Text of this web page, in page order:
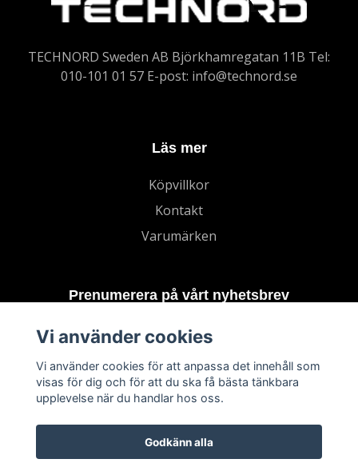
TECHNORD Sweden AB Björkhamregatan 11B Tel:
010-101 01 57 E-post: info@technord.se
Läs mer
Köpvillkor
Kontakt
Varumärken
Prenumerera på vårt nyhetsbrev
Vi använder cookies
Vi använder cookies för att anpassa det innehåll som
visas för dig och för att du ska få bästa tänkbara
upplevelse när du handlar hos oss.
Godkänn alla